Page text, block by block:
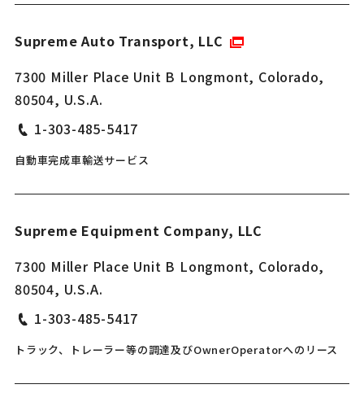
Supreme Auto Transport, LLC
7300 Miller Place Unit B Longmont, Colorado,
80504, U.S.A.
1-303-485-5417
自動車完成車輸送サービス
Supreme Equipment Company, LLC
7300 Miller Place Unit B Longmont, Colorado,
80504, U.S.A.
1-303-485-5417
トラック、トレーラー等の調達及びOwnerOperatorへのリース